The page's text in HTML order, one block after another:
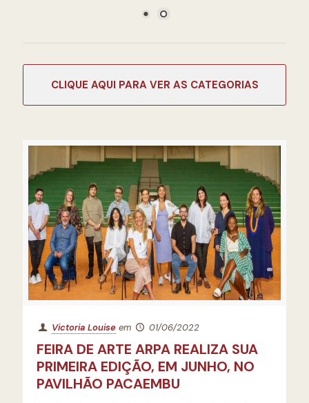
Victoria Louise em 01/06/2022
FEIRA DE ARTE ARPA REALIZA SUA
PRIMEIRA EDIÇÃO, EM JUNHO, NO
PAVILHÃO PACAEMBU
CATEGORIAS